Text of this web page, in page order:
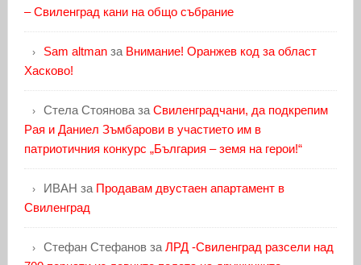
– Свиленград кани на общо събрание
Sam altmanза Внимание! Оранжев код за област
Хасково!
Стела Стояноваза Свиленградчани, да подкрепим
Рая и Даниел Зъмбарови в участието им в
патриотичния конкурс „България – земя на герои!“
ИВАН за Продавам двустаен апартамент в
Свиленград
Стефан Стефановза ЛРД -Свиленград разсели над